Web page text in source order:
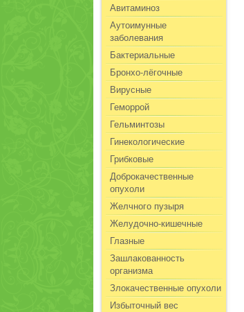
Авитаминоз
Аутоимунные
заболевания
Бактериальные
Бронхо-лёгочные
Вирусные
Геморрой
Гельминтозы
Гинекологические
Грибковые
Доброкачественные
опухоли
Желчного пузыря
Желудочно-кишечные
Глазные
Зашлакованность
организма
Злокачественные опухоли
Избыточный вес